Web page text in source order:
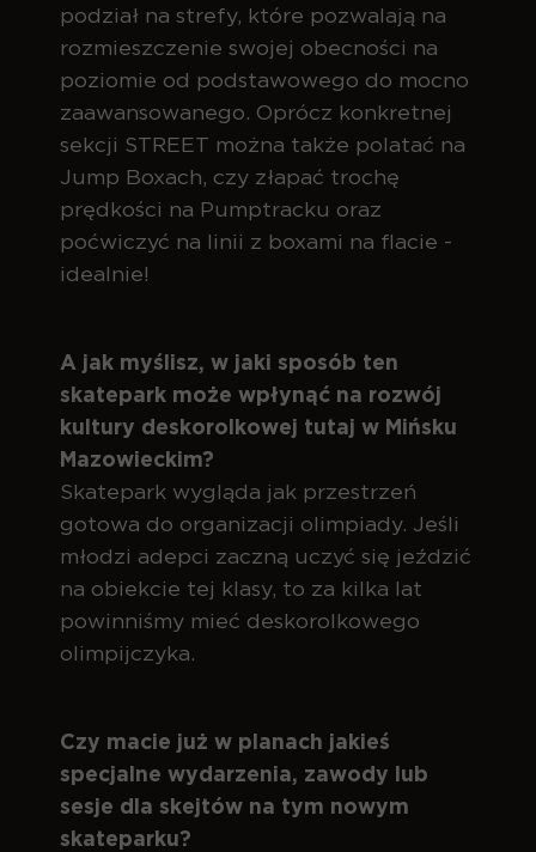
podział na strefy, które pozwalają na
rozmieszczenie swojej obecności na
poziomie od podstawowego do mocno
zaawansowanego. Oprócz konkretnej
sekcji STREET można także polatać na
Jump Boxach, czy złapać trochę
prędkości na Pumptracku oraz
poćwiczyć na linii z boxami na flacie -
idealnie!
A jak myślisz, w jaki sposób ten
skatepark może wpłynąć na rozwój
kultury deskorolkowej tutaj w Mińsku
Mazowieckim?
Skatepark wygląda jak przestrzeń
gotowa do organizacji olimpiady. Jeśli
młodzi adepci zaczną uczyć się jeździć
na obiekcie tej klasy, to za kilka lat
powinniśmy mieć deskorolkowego
olimpijczyka.
Czy macie już w planach jakieś
specjalne wydarzenia, zawody lub
sesje dla skejtów na tym nowym
skateparku?